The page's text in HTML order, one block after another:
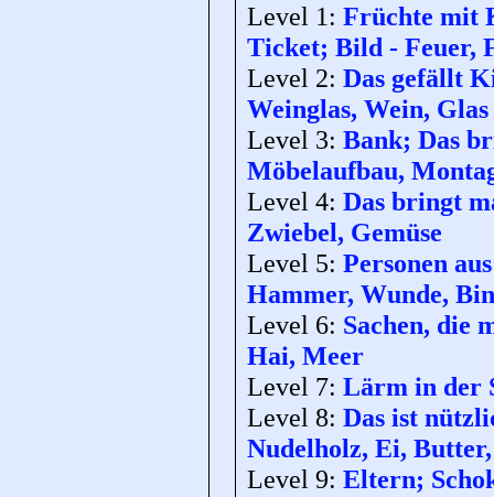
Level 1: Früchte mit
Ticket; Bild - Feuer,
Level 2: Das gefällt
Weinglas, Wein, Glas
Level 3: Bank; Das
Möbelaufbau,
Level 4: Das bringt
Zwiebel, Gemüse
Level 5: Personen
Hammer, Wunde,
Level 6: Sachen, die
Hai, Meer
Level 7: Lärm in der
Level 8: Das ist
Nudelholz, Ei,
Level 9: Eltern;